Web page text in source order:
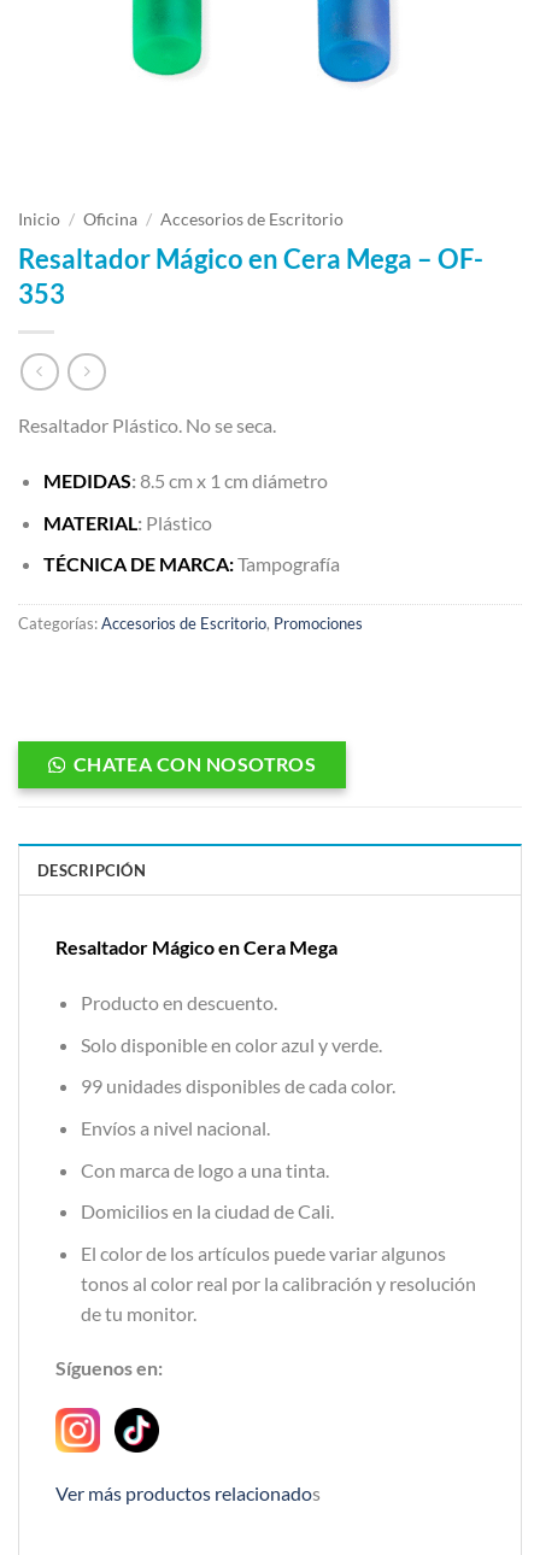
Inicio / Oficina / Accesorios de Escritorio
Resaltador Mágico en Cera Mega – OF-
353
Resaltador Plástico. No se seca.
MEDIDAS: 8.5 cm x 1 cm diámetro
MATERIAL: Plástico
TÉCNICA DE MARCA:Tampografía
Categorías:Accesorios de Escritorio, Promociones
CHATEA CON NOSOTROS
DESCRIPCIÓN
Resaltador Mágico en Cera Mega
Producto en descuento.
Solo disponible en color azul y verde.
99 unidades disponibles de cada color.
Envíos a nivel nacional.
Con marca de logo a una tinta.
Domicilios en la ciudad de Cali.
El color de los artículos puede variar algunos
tonos al color real por la calibración y resolución
de tu monitor.
Síguenos en:
Ver más productos relacionados